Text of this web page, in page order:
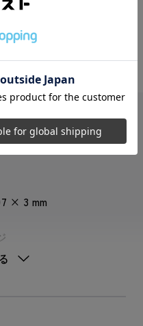
アする：
ョン
× 3 mm